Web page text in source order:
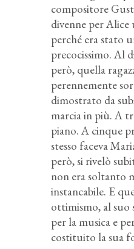
compositore
divenne per
perché era stato
precocissimo. Al
però, quella
perennemente
dimostrato da
marcia in più. A
piano. A cinque
stesso faceva
però, si rivelò
non era soltanto
instancabile. E
ottimismo, al suo
per la musica e
costituito la sua